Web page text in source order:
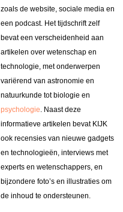
zoals de website, sociale media en
een podcast. Het tijdschrift zelf
bevat een verscheidenheid aan
artikelen over wetenschap en
technologie, met onderwerpen
variërend van astronomie en
natuurkunde tot biologie en
psychologie . Naast deze
informatieve artikelen bevat KIJK
ook recensies van nieuwe gadgets
en technologieën, interviews met
experts en wetenschappers, en
bijzondere foto’s en illustraties om
de inhoud te ondersteunen.